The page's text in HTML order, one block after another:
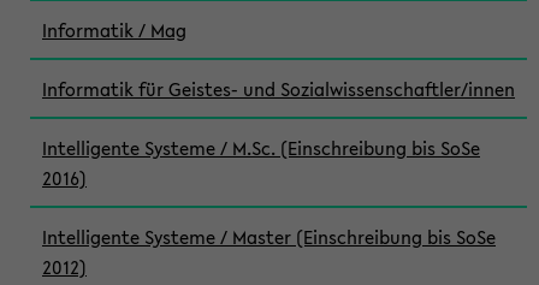
Informatik / Mag
Informatik für Geistes- und Sozialwissenschaftler/innen
Intelligente Systeme / M.Sc. (Einschreibung bis SoSe
2016)
Intelligente Systeme / Master (Einschreibung bis SoSe
2012)